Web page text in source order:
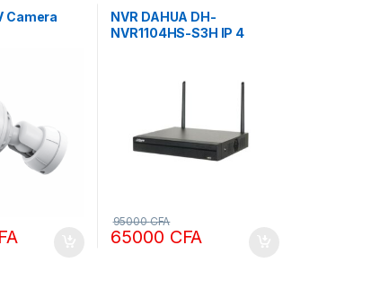
Camera
NVR DAHUA DH-
NVR1104HS-S3H IP 4
65000 CFA
95000CFA